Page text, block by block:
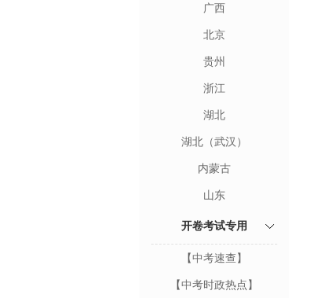
广西
北京
贵州
浙江
湖北
湖北（武汉）
内蒙古
山东
开卷考试专用
【中考速查】
【中考时政热点】